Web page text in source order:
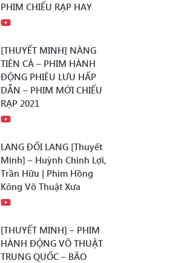
PHIM CHIẾU RẠP HAY
[THUYẾT MINH] NÀNG
TIÊN CÁ – PHIM HÀNH
ĐỘNG PHIÊU LƯU HẤP
DẪN – PHIM MỚI CHIẾU
RẠP 2021
LANG ĐỐI LANG [Thuyết
Minh] – Huỳnh Chính Lợi,
Trần Hữu | Phim Hồng
Kông Võ Thuật Xưa
[THUYẾT MINH] – PHIM
HÀNH ĐỘNG VÕ THUẬT
TRUNG QUỐC – BÃO